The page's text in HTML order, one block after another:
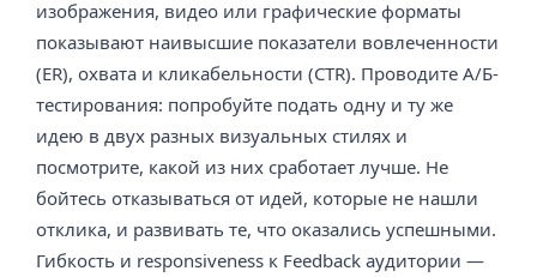
изображения, видео или графические форматы
показывают наивысшие показатели вовлеченности
(ER), охвата и кликабельности (CTR). Проводите А/Б-
тестирования: попробуйте подать одну и ту же
идею в двух разных визуальных стилях и
посмотрите, какой из них сработает лучше. Не
бойтесь отказываться от идей, которые не нашли
отклика, и развивать те, что оказались успешными.
Гибкость и responsiveness к Feedback аудитории —